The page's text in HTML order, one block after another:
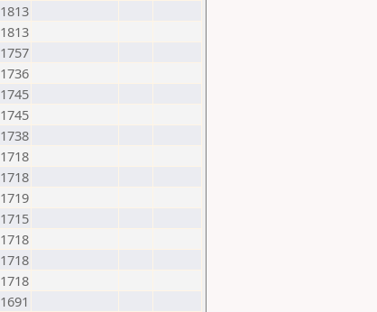
1813
1813
1757
1736
1745
1745
1738
1718
1718
1719
1715
1718
1718
1718
1691